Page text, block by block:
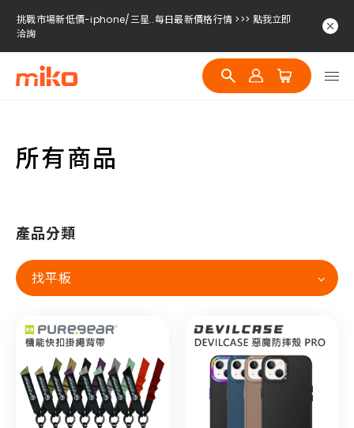
挑戰市場新低價-iphone/三星..每日最新價格行情 >>> 點我立即
洽詢
挑戰市場新低價-iphone/三星..每日最新價格行情 >>> 點我立即
洽詢
挑戰市場新低價-iphone/三星..每日最新價格行情 >>> 點我立即
所有商品
產品分類
找平板